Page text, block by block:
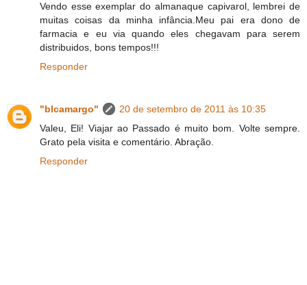
Vendo esse exemplar do almanaque capivarol, lembrei de
muitas coisas da minha infância.Meu pai era dono de
farmacia e eu via quando eles chegavam para serem
distribuidos, bons tempos!!!
Responder
"blcamargo"
20 de setembro de 2011 às 10:35
Valeu, Eli! Viajar ao Passado é muito bom. Volte sempre.
Grato pela visita e comentário. Abração.
Responder